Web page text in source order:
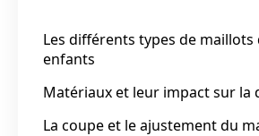
Les différents types de
enfants
Matériaux et leur impact sur la
La coupe et le ajustement du